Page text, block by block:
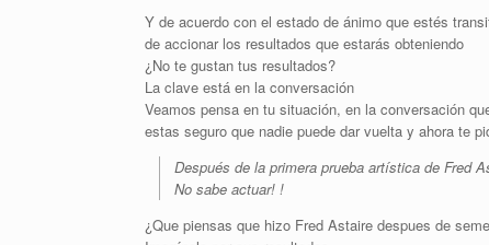
Y de acuerdo con el estado de ánimo que estés
de accionar los resultados que estarás obteniendo
¿No te gustan tus resultados?
La clave está en la conversación
Veamos pensa en tu situación, en la conversación
estas seguro que nadie puede dar vuelta y ahora te
Después de la primera prueba artística de Fred
No sabe actuar! !
¿Que piensas que hizo Fred Astaire despues de